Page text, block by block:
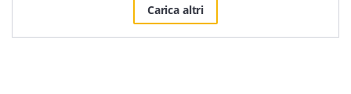
Carica altri